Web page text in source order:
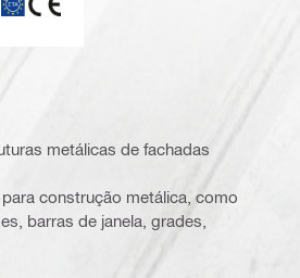
metálicas de fachadas
construção metálica, como
barras de janela, grades,